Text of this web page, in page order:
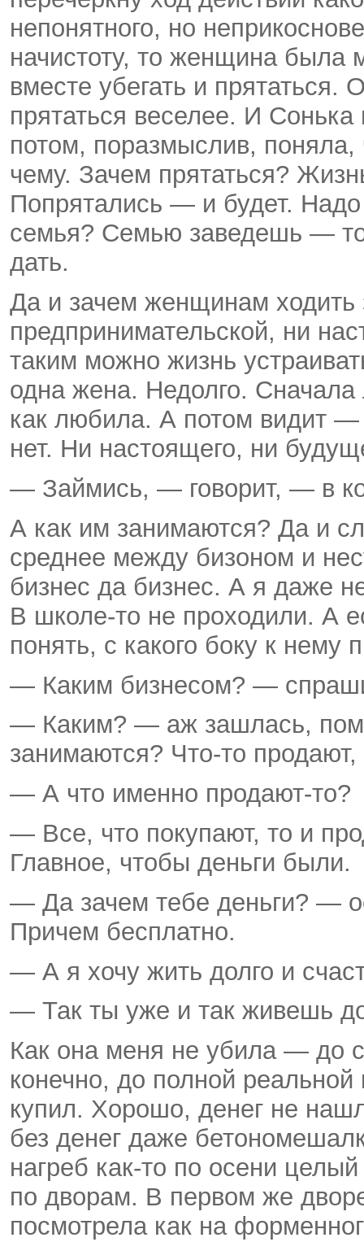
непонятного, но
начистоту, то женщина была
вместе убегать и
прятаться веселее. И
потом, поразмыслив, поняла,
чему. Зачем прятаться?
Попрятались — и будет.
семья? Семью заведешь —
дать.
Да и зачем женщинам ходить
предпринимательской, ни
таким можно жизнь
одна жена. Недолго.
как любила. А потом видит —
нет. Ни настоящего, ни
— Займись, — говорит, — в
А как им занимаются? Да и
среднее между бизоном и
бизнес да бизнес. А я даже
В школе-то не проходили. А
понять, с какого боку к нему
— Каким бизнесом? —
— Каким? — аж зашлась,
занимаются? Что-то
— А что именно продают-то?
— Все, что покупают, то и
Главное, чтобы деньги были.
— Да зачем тебе деньги? —
Причем бесплатно.
— А я хочу жить долго и
— Так ты уже и так живешь
Как она меня не убила — до
конечно, до полной
купил. Хорошо, денег не
без денег даже
нагреб как-то по осени
по дворам. В первом же
посмотрела как на